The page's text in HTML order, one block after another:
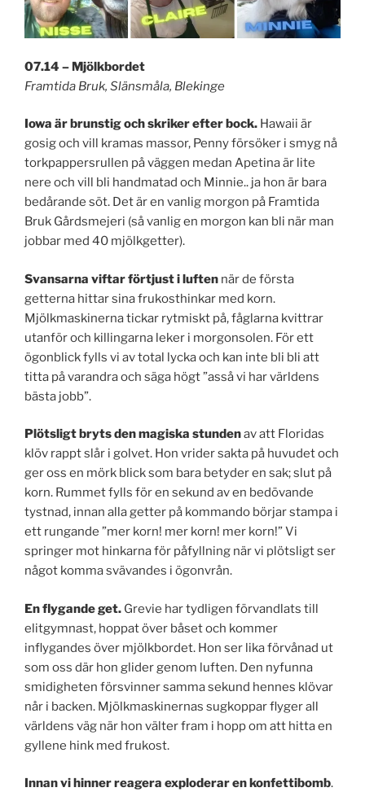
07.14 – Mjölkbordet
Framtida Bruk, Slänsmåla, Blekinge
Iowa är brunstig och skriker efter bock. Hawaii är
gosig och vill kramas massor, Penny försöker i smyg nå
torkpappersrullen på väggen medan Apetina är lite
nere och vill bli handmatad och Minnie.. ja hon är bara
bedårande söt. Det är en vanlig morgon på Framtida
Bruk Gårdsmejeri (så vanlig en morgon kan bli när man
jobbar med 40 mjölkgetter).
Svansarna viftar förtjust i luften när de första
getterna hittar sina frukosthinkar med korn.
Mjölkmaskinerna tickar rytmiskt på, fåglarna kvittrar
utanför och killingarna leker i morgonsolen. För ett
ögonblick fylls vi av total lycka och kan inte bli bli att
titta på varandra och säga högt ”asså vi har världens
bästa jobb”.
Plötsligt bryts den magiska stundenav att Floridas
klöv rappt slår i golvet. Hon vrider sakta på huvudet och
ger oss en mörk blick som bara betyder en sak; slut på
korn. Rummet fylls för en sekund av en bedövande
tystnad, innan alla getter på kommando börjar stampa i
ett rungande ”mer korn! mer korn! mer korn!” Vi
springer mot hinkarna för påfyllning när vi plötsligt ser
något komma svävandes i ögonvrån.
En flygande get. Grevie har tydligen förvandlats till
elitgymnast, hoppat över båset och kommer
inflygandes över mjölkbordet. Hon ser lika förvånad ut
som oss där hon glider genom luften. Den nyfunna
smidigheten försvinner samma sekund hennes klövar
når i backen. Mjölkmaskinernas sugkoppar flyger all
världens väg när hon välter fram i hopp om att hitta en
gyllene hink med frukost.
Innan vi hinner reagera exploderar en konfettibomb.